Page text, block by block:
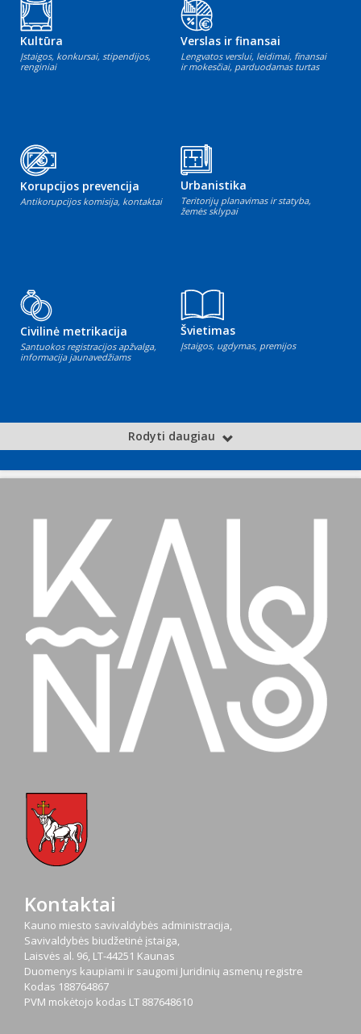
Kultūra
Įstaigos, konkursai, stipendijos,
renginiai
Verslas ir finansai
Lengvatos verslui, leidimai, finansai
ir mokesčiai, parduodamas turtas
Korupcijos prevencija
Antikorupcijos komisija, kontaktai
Urbanistika
Teritorijų planavimas ir statyba,
žemės sklypai
Civilinė metrikacija
Santuokos registracijos apžvalga,
informacija jaunavedžiams
Švietimas
Įstaigos, ugdymas, premijos
Rodyti daugiau
Kontaktai
Kauno miesto savivaldybės administracija,
Savivaldybės biudžetinė įstaiga,
Laisvės al. 96, LT-44251 Kaunas
Duomenys kaupiami ir saugomi Juridinių asmenų registre
Kodas 188764867
PVM mokėtojo kodas LT 887648610